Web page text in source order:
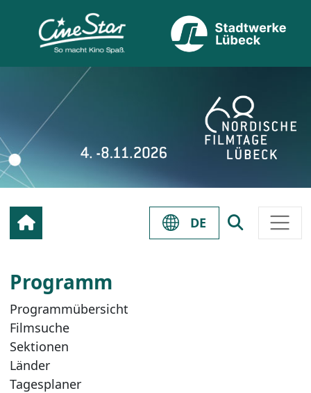
DE
Programm
Programmübersicht
Filmsuche
Sektionen
Länder
Tagesplaner